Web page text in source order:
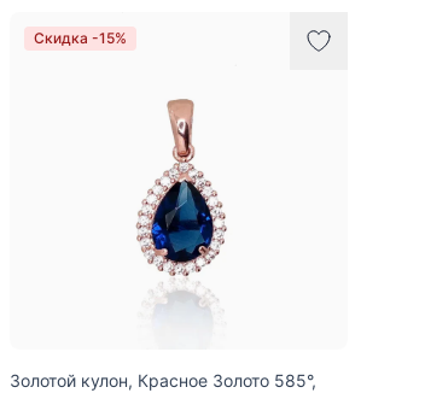
Скидка -15%
Золотой кулон, Красное Золото 585°,